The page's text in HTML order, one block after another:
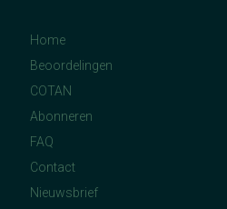
Home
Beoordelingen
COTAN
Abonneren
FAQ
Contact
Nieuwsbrief